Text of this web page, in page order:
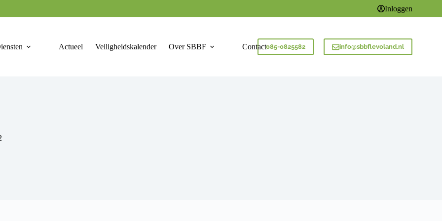
Inloggen
Actueel Veiligheidskalender Over SBBF Contact085-0825582 info@sbbflevoland.nl